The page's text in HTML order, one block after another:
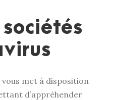
met à disposition
d’appréhender